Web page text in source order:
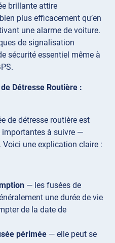
brillante attire
plus efficacement qu’en
une alarme de voiture.
de signalisation
sécurité essentiel même à
Détresse Routière :
de détresse routière est
importantes à suivre —
une explication claire :
— les fusées de
une durée de vie
de la date de
périmée — elle peut se